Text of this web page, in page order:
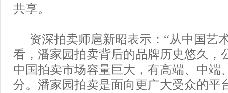
共享。
资深拍卖师扈新昭表示：“从中国艺
看，潘家园拍卖背后的品牌历史悠久，
中国拍卖市场容量巨大，有高端、中端
分。潘家园拍卖是面向更广大受众的平